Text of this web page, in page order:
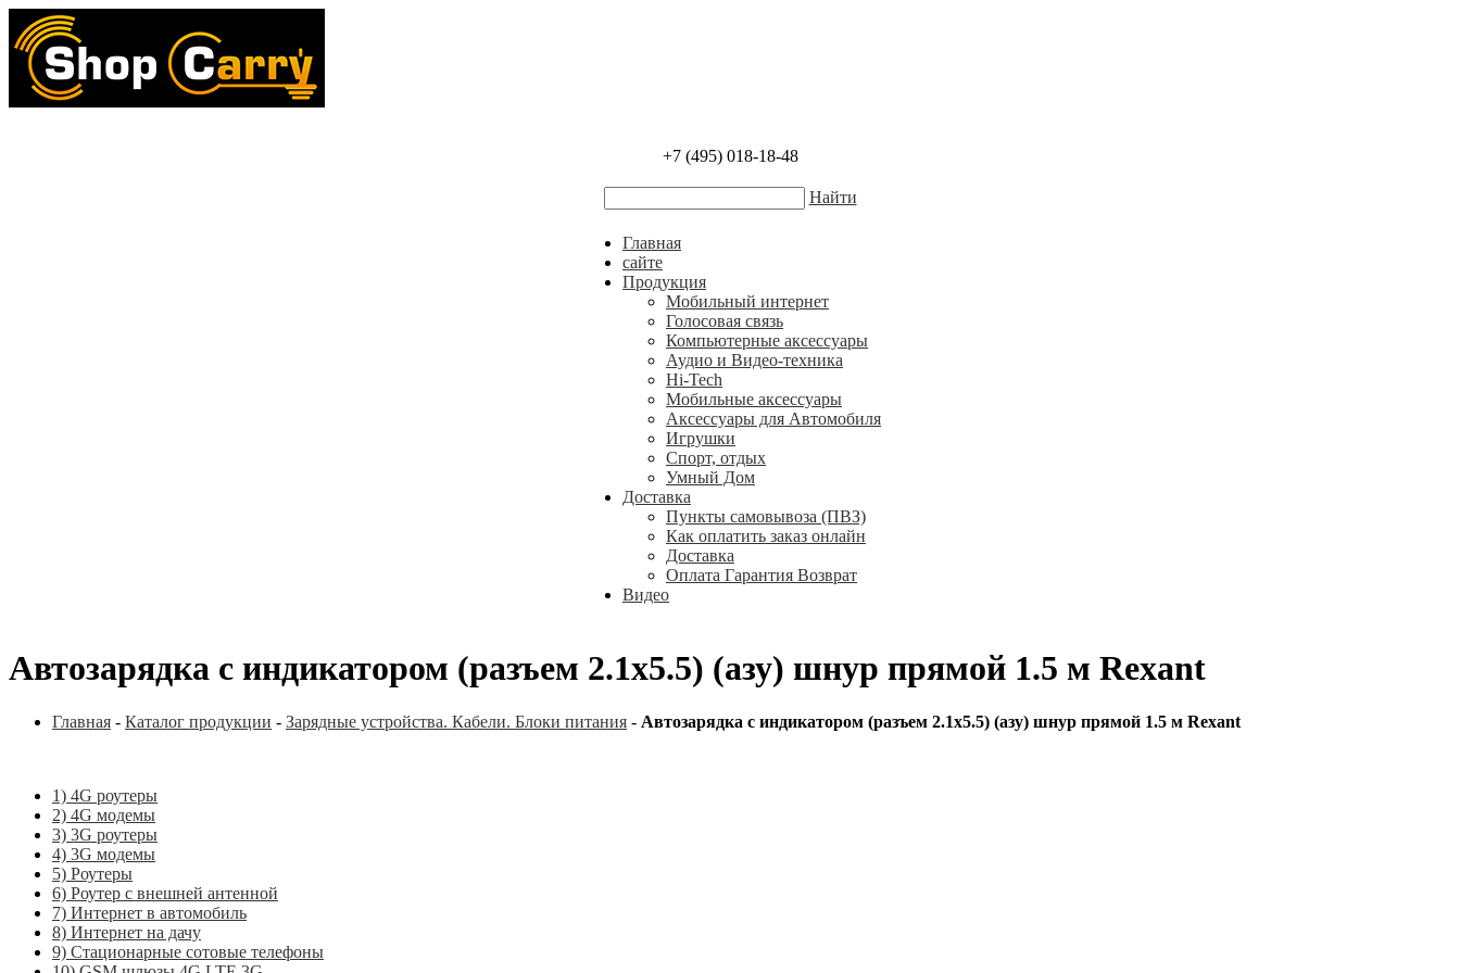
+7 (495) 018-18-48
Найти
Главная
сайте
Продукция
Мобильный интернет
Голосовая связь
Компьютерные аксессуары
Аудио и Видео-техника
Hi-Tech
Мобильные аксессуары
Аксессуары для Автомобиля
Игрушки
Спорт, отдых
Умный Дом
Доставка
Пункты самовывоза (ПВЗ)
Как оплатить заказ онлайн
Доставка
Оплата Гарантия Возврат
Видео
Автозарядка с индикатором (разъем 2.1х5.5) (азу) шнур прямой 1.5 м Rexant
Главная - Каталог продукции - Зарядные устройства. Кабели. Блоки питания - Автозарядка с индикатором (разъем 2.1х5.5) (азу) шнур прямой 1.5 м Rexant
1) 4G роутеры
2) 4G модемы
3) 3G роутеры
4) 3G модемы
5) Роутеры
6) Роутер с внешней антенной
7) Интернет в автомобиль
8) Интернет на дачу
9) Стационарные сотовые телефоны